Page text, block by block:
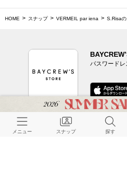
HOME スナップ VERMEIL par iena S.Risa
パスワード
CUSTOMER
メニュー スナップ 探す